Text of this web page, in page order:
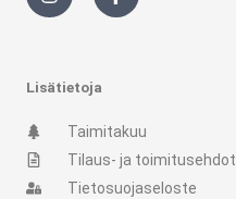
s
t
r
a
c
e
f
Lisätietoja
Taimitakuu
Tilaus- ja toimitusehdot
Tietosuojaseloste